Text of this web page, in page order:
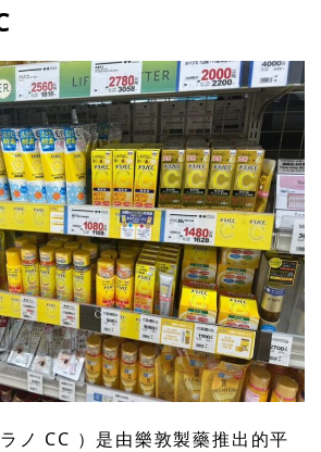
ノ CC ）是由樂敦製藥推出的平